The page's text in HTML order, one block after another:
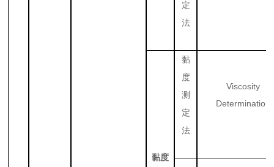
定
法
黏度
黏
度
测
定
法
Viscosity
Determination